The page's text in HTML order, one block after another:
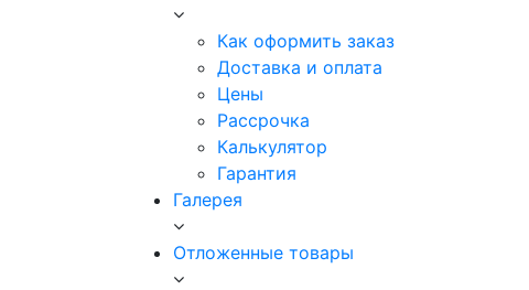
Как оформить заказ
Доставка и оплата
Цены
Рассрочка
Калькулятор
Гарантия
Галерея
Отложенные товары